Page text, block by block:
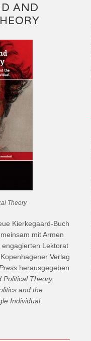
AND
Theory
Kierkegaard-Buch
mit Armen
Lektorat
Verlag
herausgegeben
Political Theory.
and the
Individual.